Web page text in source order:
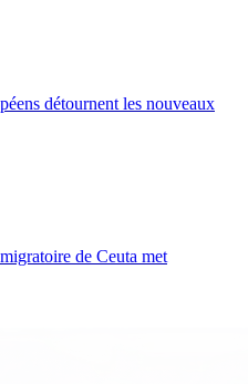
détournent les nouveaux
de Ceuta met